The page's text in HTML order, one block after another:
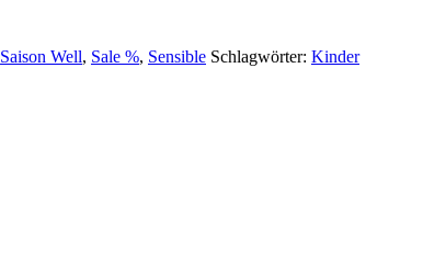
Saison Well, Sale %, Sensible Schlagwörter: Kinder